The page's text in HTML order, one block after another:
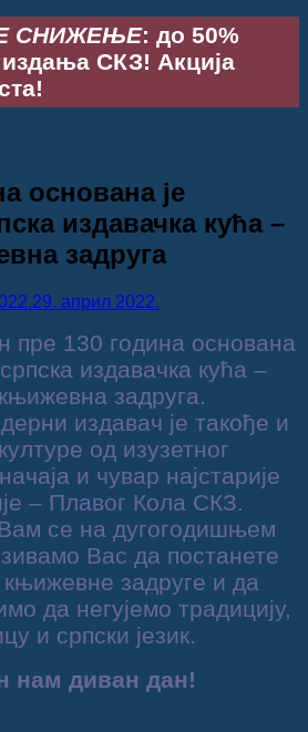
СНИЖЕЊЕ: до 50%
СКЗ! Акција
основана је
издавачка кућа –
задруга
29. април 2022.
130 година основана
српска издавачка кућа –
задруга.
издавач је такође и
од изузетног
и чувар најстарије
– Плавог Кола СКЗ.
се на дугогодишњем
Вас да постанете
задруге и да
да негујемо традицију,
и српски језик.
нам диван дан!